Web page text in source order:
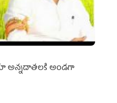
అన్నదాతలకి అండగా